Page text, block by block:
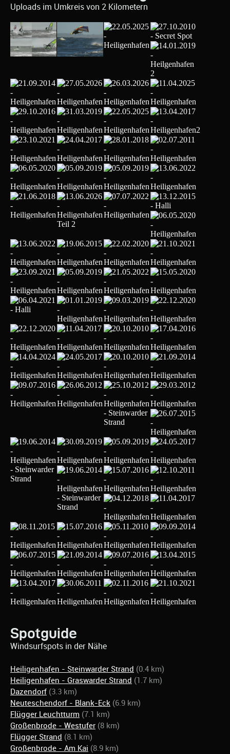
Uploads im Umkreis von 2 Kilometern
Spotguide
Windsurfspots in der Nähe
Heiligenhafen - Steinwarder Strand (0.4 km)
Heiligenhafen - Graswarder Strand (1.7 km)
Dazendorf (3.3 km)
Neuteschendorf - Blank-Eck (6.9 km)
Flügger Leuchtturm (7.1 km)
Großenbrode - Westufer (8 km)
Flügger Strand (8.1 km)
Großenbrode - Am Kai (8.9 km)